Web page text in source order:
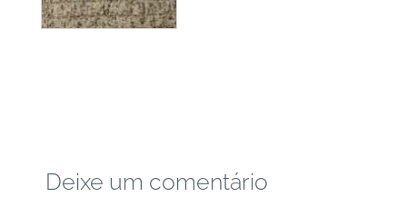
Deixe um comentário